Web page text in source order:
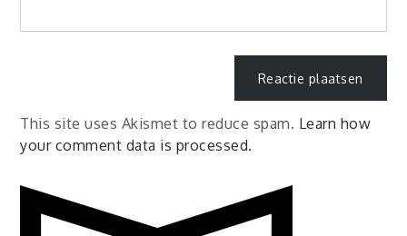
This site uses Akismet to reduce spam. Learn how
your comment data is processed.